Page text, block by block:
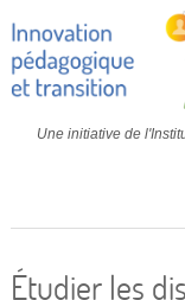
Une initiative de
Étudier les